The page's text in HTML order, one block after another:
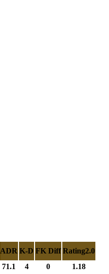
ADR K-D FK Diff Rating2.0
71.1 4 0
1.18